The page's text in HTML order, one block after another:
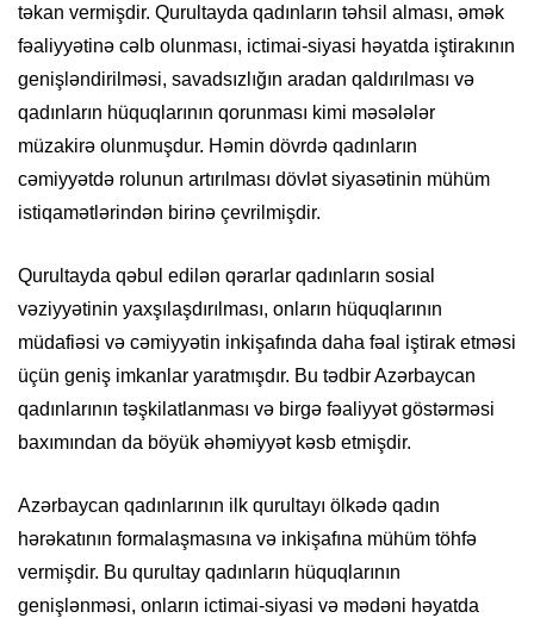
təkan vermişdir. Qurultayda qadınların təhsil alması, əmək
fəaliyyətinə cəlb olunması, ictimai-siyasi həyatda iştirakının
genişləndirilməsi, savadsızlığın aradan qaldırılması və
qadınların hüquqlarının qorunması kimi məsələlər
müzakirə olunmuşdur. Həmin dövrdə qadınların
cəmiyyətdə rolunun artırılması dövlət siyasətinin mühüm
istiqamətlərindən birinə çevrilmişdir.
Qurultayda qəbul edilən qərarlar qadınların sosial
vəziyyətinin yaxşılaşdırılması, onların hüquqlarının
müdafiəsi və cəmiyyətin inkişafında daha fəal iştirak etməsi
üçün geniş imkanlar yaratmışdır. Bu tədbir Azərbaycan
qadınlarının təşkilatlanması və birgə fəaliyyət göstərməsi
baxımından da böyük əhəmiyyət kəsb etmişdir.
Azərbaycan qadınlarının ilk qurultayı ölkədə qadın
hərəkatının formalaşmasına və inkişafına mühüm töhfə
vermişdir. Bu qurultay qadınların hüquqlarının
genişlənməsi, onların ictimai-siyasi və mədəni həyatda